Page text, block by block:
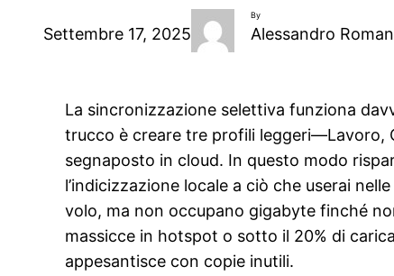
Settembre 17, 2025
By
Alessandro
La sincronizzazione selettiva funziona
trucco è creare tre profili leggeri—Lavoro,
segnaposto in cloud. In questo modo
l’indicizzazione locale a ciò che userai
volo, ma non occupano gigabyte finché
massicce in hotspot o sotto il 20% di
appesantisce con copie inutili.